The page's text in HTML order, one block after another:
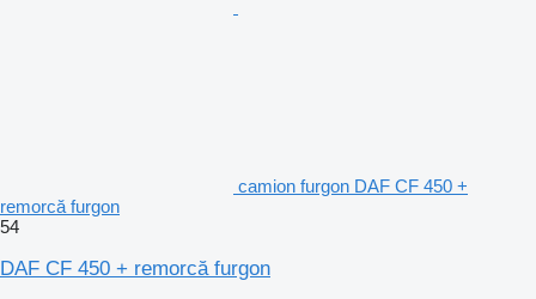
camion furgon DAF CF 450 +
remorcă furgon
54
DAF CF 450 + remorcă furgon